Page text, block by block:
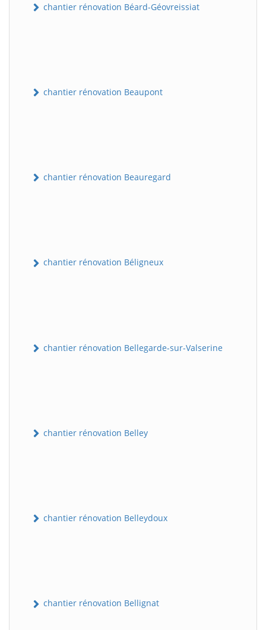
chantier rénovation Béard-Géovreissiat
chantier rénovation Beaupont
chantier rénovation Beauregard
chantier rénovation Béligneux
chantier rénovation Bellegarde-sur-Valserine
chantier rénovation Belley
chantier rénovation Belleydoux
chantier rénovation Bellignat